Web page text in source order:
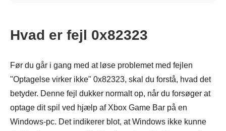
Hvad er fejl 0x82323
Før du går i gang med at løse problemet med fejlen
"Optagelse virker ikke" 0x82323, skal du forstå, hvad det
betyder. Denne fejl dukker normalt op, når du forsøger at
optage dit spil ved hjælp af Xbox Game Bar på en
Windows-pc. Det indikerer blot, at Windows ikke kunne